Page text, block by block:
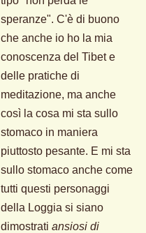
speranze". C'è di buono
che anche io ho la mia
conoscenza del Tibet e
delle pratiche di
meditazione, ma anche
così la cosa mi sta sullo
stomaco in maniera
piuttosto pesante. E mi sta
sullo stomaco anche come
tutti questi personaggi
della Loggia si siano
dimostrati ansiosi di